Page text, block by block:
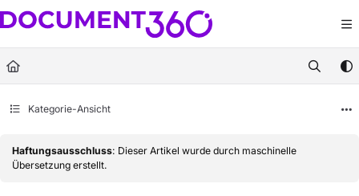
Documentation Index
Fetch the complete documentation index at:https://docs.document360.com/
Use this file to discover all available pages before exploring further.
Kategorie-Ansicht
Haftungsausschluss: Dieser Artikel wurde durch maschinelle
Übersetzung erstellt.